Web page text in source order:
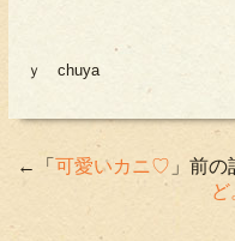
ｙ chuya
←「 可愛いカニ♡ 」前
ど